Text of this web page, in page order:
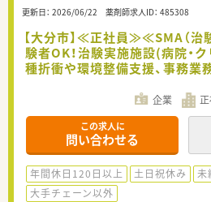
更新日： 2026/06/22 薬剤師求人ID： 485308
【大分市】≪正社員≫≪SMA（治
験者OK！治験実施施設(病院・
種折衝や環境整備支援、事務業
企業
この求人に
問い合わせる
年間休日120日以上 土日祝休み 未
大手チェーン以外